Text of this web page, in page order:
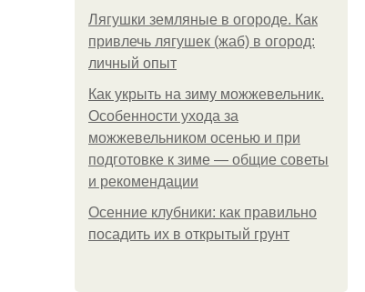
Лягушки земляные в огороде. Как
привлечь лягушек (жаб) в огород:
личный опыт
Как укрыть на зиму можжевельник.
Особенности ухода за
можжевельником осенью и при
подготовке к зиме — общие советы
и рекомендации
Осенние клубники: как правильно
посадить их в открытый грунт